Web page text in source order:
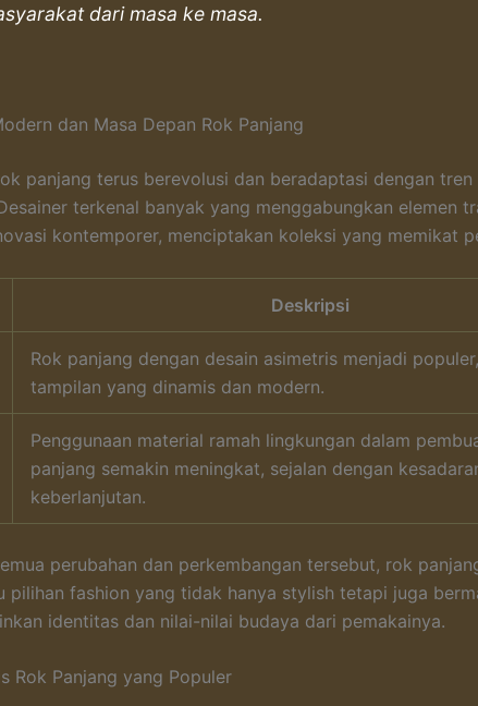
dari masa ke masa.
dan Masa Depan Rok Panjang
panjang terus berevolusi dan beradaptasi dengan tren
terkenal banyak yang menggabungkan elemen
kontemporer, menciptakan koleksi yang memikat
Deskripsi
Rok panjang dengan desain asimetris menjadi
tampilan yang dinamis dan modern.
Penggunaan material ramah lingkungan dalam
panjang semakin meningkat, sejalan dengan
keberlanjutan.
perubahan dan perkembangan tersebut, rok
pilihan fashion yang tidak hanya stylish tetapi juga
identitas dan nilai-nilai budaya dari pemakainya.
Rok Panjang yang Populer